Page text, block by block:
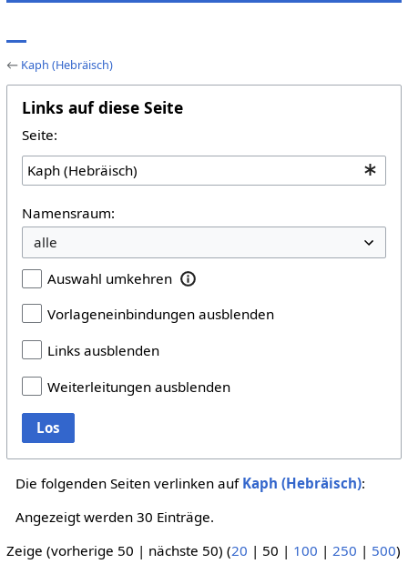
← Kaph (Hebräisch)
Links auf diese Seite
Seite:
Namensraum:
Auswahl umkehren
Vorlageneinbindungen ausblenden
Links ausblenden
Weiterleitungen ausblenden
Los
Die folgenden Seiten verlinken auf Kaph (Hebräisch):
Angezeigt werden 30 Einträge.
Zeige (vorherige 50 | nächste 50) (20 | 50 | 100 | 250 | 500)